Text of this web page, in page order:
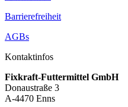
Barrierefreiheit
AGBs
Kontaktinfos
Fixkraft-Futtermittel GmbH
Donaustraße 3
A-4470 Enns